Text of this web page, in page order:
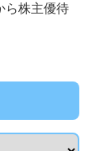
ら株主優待